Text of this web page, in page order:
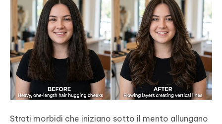
Strati morbidi che iniziano sotto il mento allungano